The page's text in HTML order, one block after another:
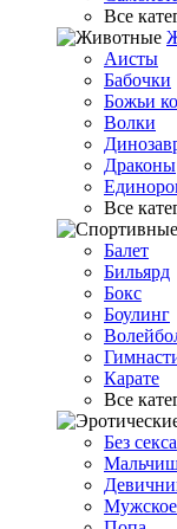
Все
Аисты
Бабочки
Божьи
Волки
Драконы
Все
Балет
Бильярд
Бокс
Боулинг
Карате
Все
Без секса
Мужское